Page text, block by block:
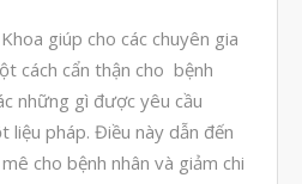
vật liệu in 3D tiếp xúc dầu
giúp cho các chuyên gia
cách cẩn thận cho bệnh
những gì được yêu cầu
liệu pháp. Điều này dẫn đến
cho bệnh nhân và giảm chi